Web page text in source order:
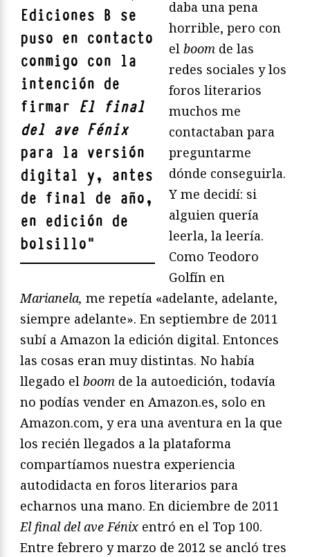
Ediciones B se
puso en contacto
conmigo con la
intención de
firmar El final
del ave Fénix
para la versión
digital y, antes
de final de año,
en edición de
bolsillo"
daba una pena
horrible, pero con
el boom de las
redes sociales y los
foros literarios
muchos me
contactaban para
preguntarme
dónde conseguirla.
Y me decidí: si
alguien quería
leerla, la leería.
Como Teodoro
Golfín en
Marianela, me repetía «adelante, adelante,
siempre adelante». En septiembre de 2011
subí a Amazon la edición digital. Entonces
las cosas eran muy distintas. No había
llegado el boom de la autoedición, todavía
no podías vender en Amazon.es, solo en
Amazon.com, y era una aventura en la que
los recién llegados a la plataforma
compartíamos nuestra experiencia
autodidacta en foros literarios para
echarnos una mano. En diciembre de 2011
El final del ave Fénix entró en el Top 100.
Entre febrero y marzo de 2012 se ancló tres